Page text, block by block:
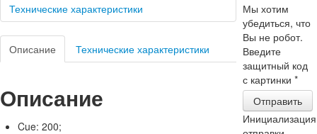
Технические характеристики
Описание Технические характеристики
Описание
Cue: 200;
Мы хотим
убедиться, что
Вы не робот.
Введите
защитный код
с картинки*
Отправить
Инициализация